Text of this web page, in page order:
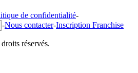
de confidentialité-
-Nous contacter-Inscription Franchise
réservés.